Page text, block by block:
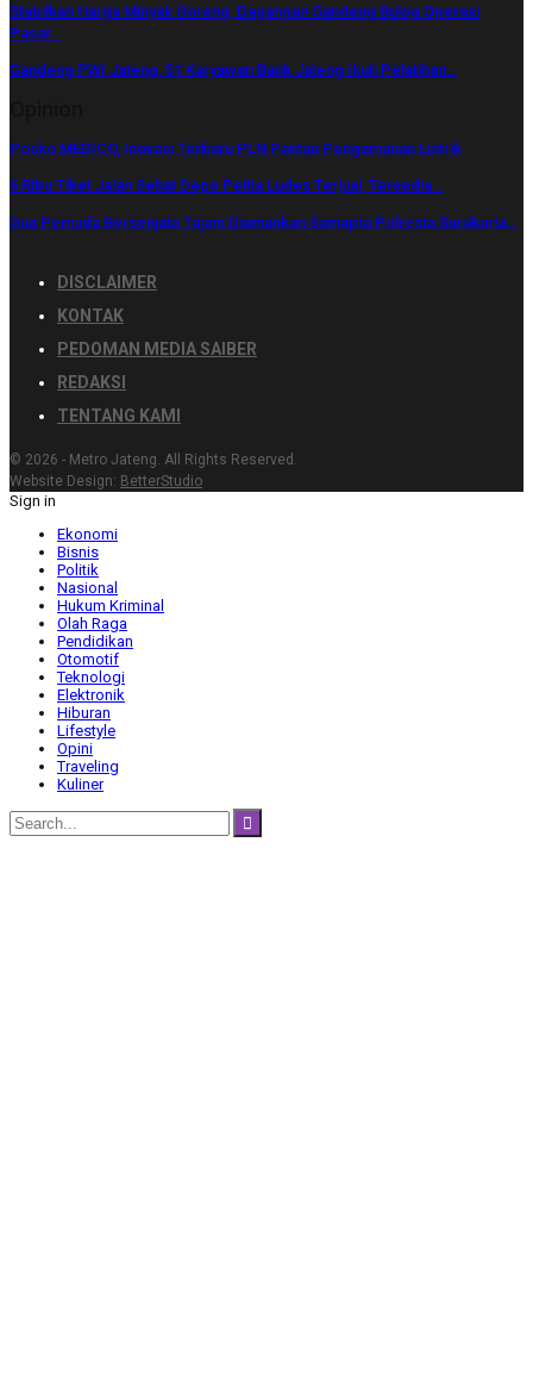
Stabilkan Harga Minyak Goreng, Dagangan Gandeng Bulog Operasi
Pasar…
Gandeng PWI Jateng, 51 Karyawan Bank Jateng Ikuti Pelatihan…
Posko MEDICO, Inovasi Terbaru PLN Pantau Pengamanan Listrik
6 Ribu Tiket Jalan Sehat Depo Pelita Ludes Terjual, Tersedia…
Dua Pemuda Bersenjata Tajam Diamankan Samapta Polresta Surakarta…
DISCLAIMER
KONTAK
PEDOMAN MEDIA SAIBER
REDAKSI
TENTANG KAMI
© 2026 - Metro Jateng. All Rights Reserved.
Website Design: BetterStudio
Sign in
Ekonomi
Bisnis
Politik
Nasional
Hukum Kriminal
Olah Raga
Pendidikan
Otomotif
Teknologi
Elektronik
Hiburan
Lifestyle
Opini
Traveling
Kuliner